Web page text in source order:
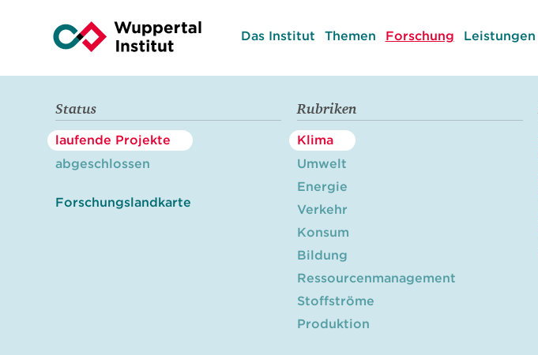
Das Institut Themen Forschung Leistungen
Status
laufende Projekte
abgeschlossen
Forschungslandkarte
Rubriken
Klima
Umwelt
Energie
Verkehr
Konsum
Bildung
Ressourcenmanagement
Stoffströme
Produktion